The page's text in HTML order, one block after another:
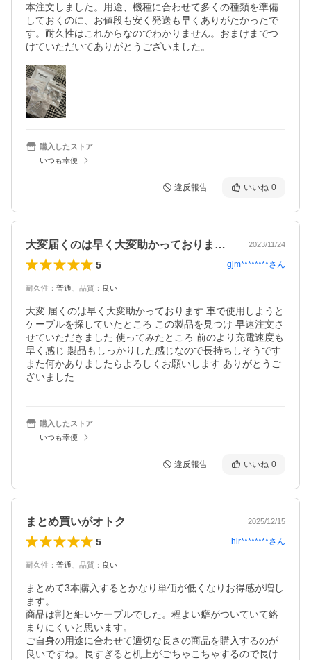
本注文しました。用途、機種に合わせて多くの種類を準備
しておくのに、お値段も安く発送も早くありがたかったで
す。耐久性はこれからなのでわかりません。おまけまでつ
けていただいてありがとうございました。
購入したストア
いつも幸便
違反報告 いいね 0
大変届くのは早く大変助かっております車… 2023/11/24
5 gjm********さん
耐久性 ： 普通 品質 ： 良い
大変 届くのは早く大変助かっております 車で使用しようと
ケーブルを探していたところ この製品を見つけ 早速注文さ
せていただきました 使ってみたところ 前のより充電速度も
早く感じ 製品もしっかりした感じなので長持ちしそうです
また何かありましたらよろしくお願いします ありがとうご
ざいました
購入したストア
いつも幸便
違反報告 いいね 0
まとめ買いがオトク 2025/12/15
5 hir********さん
耐久性 ： 普通 品質 ： 良い
まとめて3本購入するとかなり単価が低くなりお得感が増し
ます。
商品は割と細いケーブルでした。程よい癖がついていて絡
まりにくいと思います。
ご自身の用途に合わせて適切な長さの商品を購入するのが
良いですね。長すぎると机上がごちゃこちゃするので長け